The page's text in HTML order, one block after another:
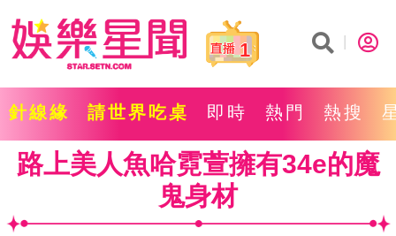
1
針線緣 請世界吃桌 即時 熱門 熱搜
路上美人魚哈霓萱擁有34e的魔
鬼身材